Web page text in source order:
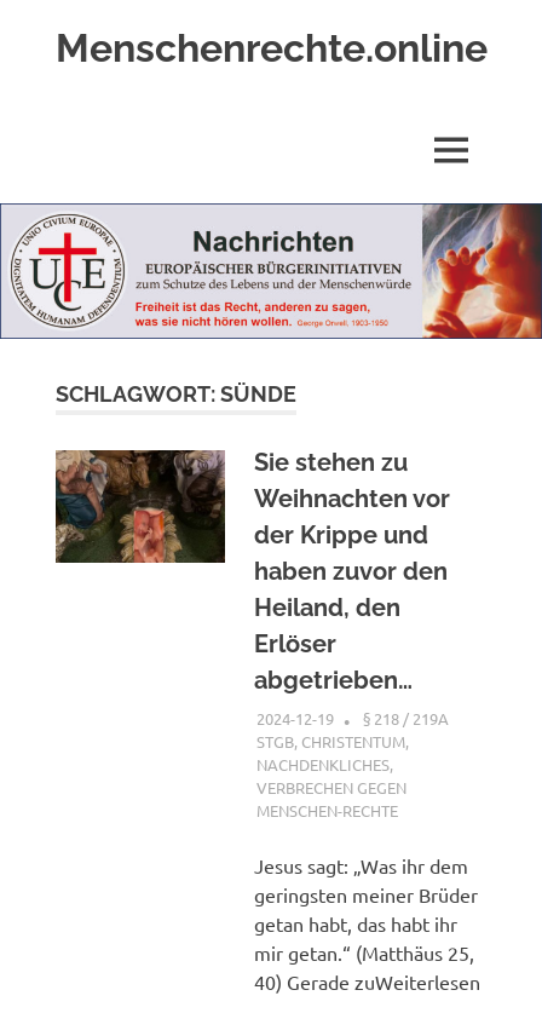
Menschenrechte.online
Geborene
wie
für
Ungeborene
MENÜ
SCHLAGWORT:SÜNDE
Sie stehen zu
Weihnachten vor
der Krippe und
haben zuvor den
Heiland, den
Erlöser
abgetrieben…
2024-12-19 XX
§ 218 / 219A
STGB, CHRISTENTUM,
NACHDENKLICHES,
VERBRECHEN GEGEN
MENSCHEN-RECHTE
Jesus sagt: „Was ihr dem
geringsten meiner Brüder
getan habt, das habt ihr
mir getan.“ (Matthäus 25,
40) Gerade zuWeiterlesen